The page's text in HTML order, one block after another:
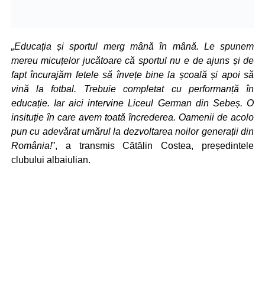
„Educația și sportul merg mână în mână. Le spunem
mereu micuțelor jucătoare că sportul nu e de ajuns și de
fapt încurajăm fetele să învețe bine la școală și apoi să
vină la fotbal. Trebuie completat cu performanță în
educație. Iar aici intervine Liceul German din Sebeș. O
insituție în care avem toată încrederea. Oamenii de acolo
pun cu adevărat umărul la dezvoltarea noilor generații din
România!”, a transmis Cătălin Costea, președintele
clubului albaiulian.